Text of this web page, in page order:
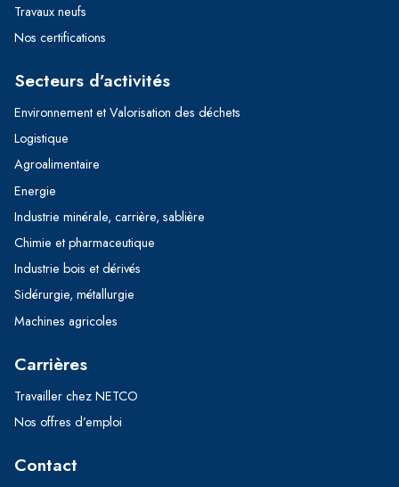
Travaux neufs
Nos certifications
Secteurs d’activités
Environnement et Valorisation des déchets
Logistique
Agroalimentaire
Energie
Industrie minérale, carrière, sablière
Chimie et pharmaceutique
Industrie bois et dérivés
Sidérurgie, métallurgie
Machines agricoles
Carrières
Travailler chez NETCO
Nos offres d’emploi
Contact